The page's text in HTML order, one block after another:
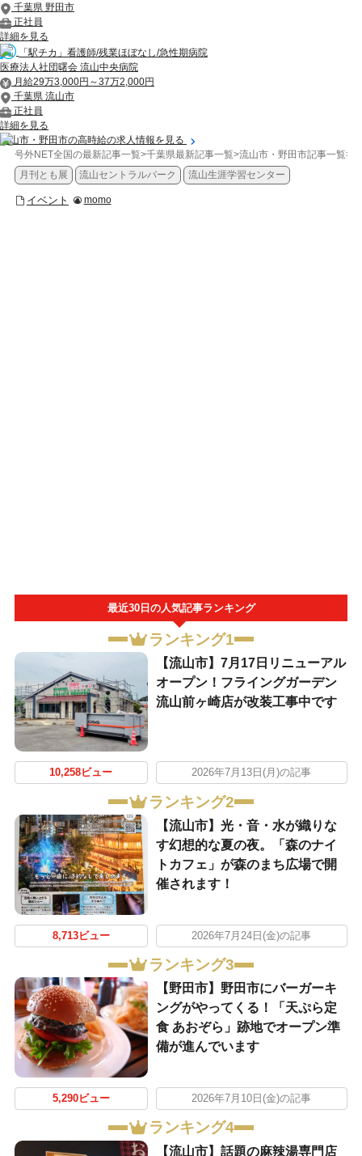
千葉県 野田市
正社員
詳細を見る
「駅チカ」看護師/残業ほぼなし/急性期病院
医療法人社団曙会 流山中央病院
月給29万3,000円～37万2,000円
千葉県 流山市
正社員
詳細を見る
流山市・野田市の高時給の求人情報を見る
号外NET全国の最新記事一覧>千葉県最新記事一覧>流山市・野田市記事一覧>
月刊とも展
流山セントラルパーク 流山生涯学習センター
イベント momo
最近30日の人気記事ランキング
ランキング1
【流山市】7月17日リニューアル
オープン！フライングガーデン
流山前ヶ崎店が改装工事中です
10,258ビュー 2026年7月13日(月)の記事
ランキング2
【流山市】光・音・水が織りな
す幻想的な夏の夜。「森のナイ
トカフェ」が森のまち広場で開
催されます！
8,713ビュー 2026年7月24日(金)の記事
ランキング3
【野田市】野田市にバーガーキ
ングがやってくる！「天ぷら定
食 あおぞら」跡地でオープン準
備が進んでいます
5,290ビュー 2026年7月10日(金)の記事
ランキング4
【流山市】話題の麻辣湯専門店